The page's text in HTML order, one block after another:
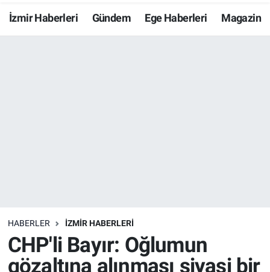
İzmir Haberleri Gündem Ege Haberleri Magazin
HABERLER İZMİR HABERLERİ
CHP'li Bayır: Oğlumun
gözaltına alınması siyasi bir
Resmi İlanlar